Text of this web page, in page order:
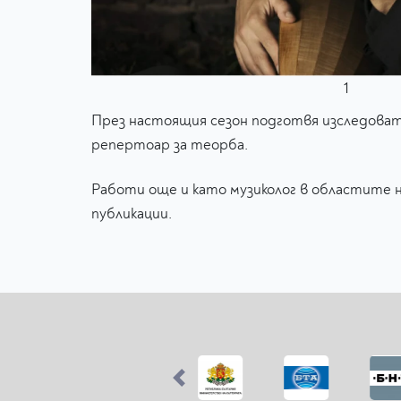
1
През настоящия сезон подготвя
репертоар за теорба.
Работи още и като музиколог в областите
публикации.
Previous